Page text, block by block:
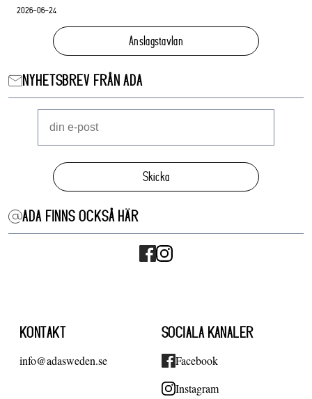
2026-06-24
Anslagstavlan
NYHETSBREV FRÅN ADA
Skicka
ADA FINNS OCKSÅ HÄR
KONTAKT
info@adasweden.se
SOCIALA KANALER
Facebook
Instagram